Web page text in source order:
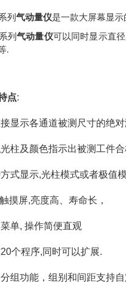
列气动量仪是一款大屏幕显示
列 气动量仪可以同时显示直
.
点:
显示各通道被测尺寸的绝对
柱及颜色指示出被测工件
式显示,光柱模式或者极值
触摸屏,亮度高、寿命长，
单,操作简便直观
20个程序,同时可以扩展.
组功能，组别和间距支持自